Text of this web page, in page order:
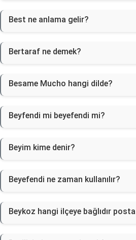
Best ne anlama gelir?
Bertaraf ne demek?
Besame Mucho hangi dilde?
Beyfendi mi beyefendi mi?
Beyim kime denir?
Beyefendi ne zaman kullanılır?
Beykoz hangi ilçeye bağlıdır